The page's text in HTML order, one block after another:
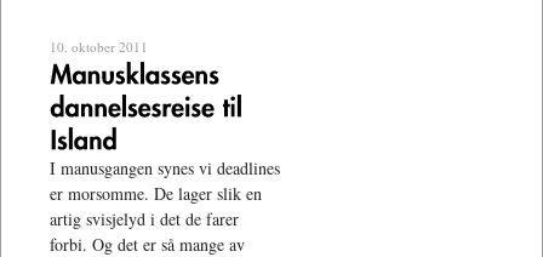
10. oktober 2011
I manusgangen synes vi deadlines
er morsomme. De lager slik en
artig svisjelyd i det de farer
forbi. Og det er så mange av